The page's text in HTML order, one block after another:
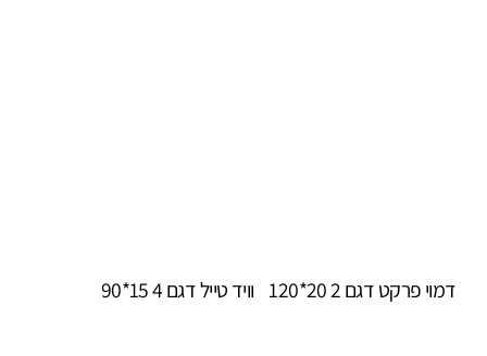
דמוי פרקט דגם 2 20*120 וויד טייל דגם 4 15*90